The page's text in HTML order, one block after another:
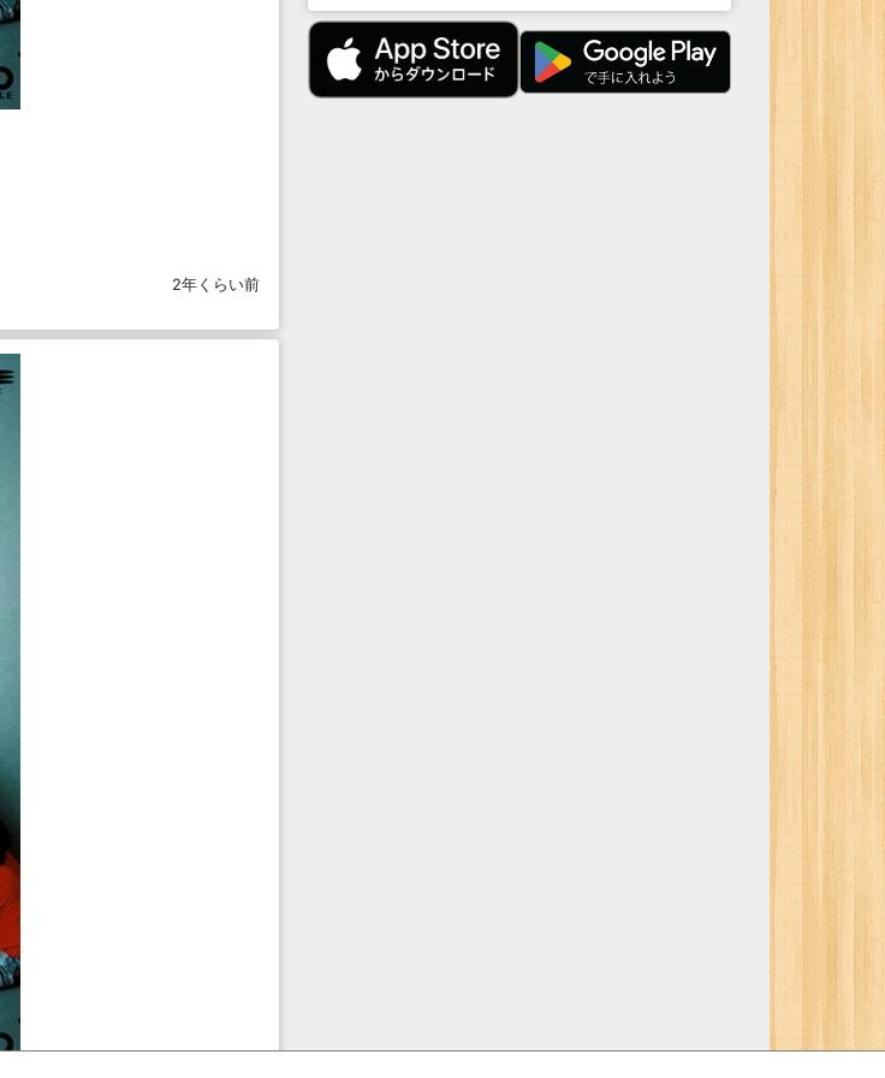
2年くらい前